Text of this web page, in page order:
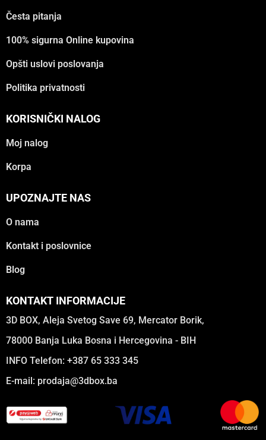
Česta pitanja
100% sigurna Online kupovina
Opšti uslovi poslovanja
Politika privatnosti
KORISNIČKI NALOG
Moj nalog
Korpa
UPOZNAJTE NAS
O nama
Kontakt i poslovnice
Blog
KONTAKT INFORMACIJE
3D BOX, Aleja Svetog Save 69, Mercator Borik,
78000 Banja Luka Bosna i Hercegovina - BIH
INFO Telefon: +387 65 333 345
E-mail: prodaja@3dbox.ba